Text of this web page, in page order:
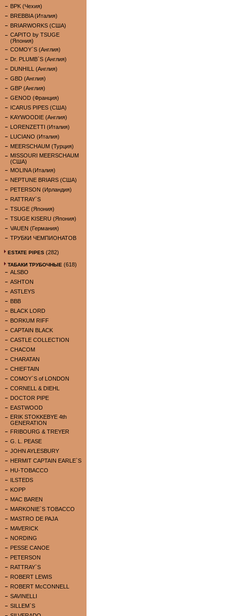
BPK (Чехия)
BREBBIA (Италия)
BRIARWORKS (США)
CAPITO by TSUGE
(Япония)
COMOY`S (Англия)
Dr. PLUMB`S (Англия)
DUNHILL (Англия)
GBD (Англия)
GBP (Англия)
GENOD (Франция)
ICARUS PIPES (США)
KAYWOODIE (Англия)
LORENZETTI (Италия)
LUCIANO (Италия)
MEERSCHAUM (Турция)
MISSOURI MEERSCHAUM
(США)
MOLINA (Италия)
NEPTUNE BRIARS (США)
PETERSON (Ирландия)
RATTRAY`S
TSUGE (Япония)
TSUGE KISERU (Япония)
VAUEN (Германия)
ТРУБКИ ЧЕМПИОНАТОВ
ESTATE PIPES (282)
ТАБАКИ ТРУБОЧНЫЕ (618)
ALSBO
ASHTON
ASTLEYS
BBB
BLACK LORD
BORKUM RIFF
CAPTAIN BLACK
CASTLE COLLECTION
CHACOM
CHARATAN
CHIEFTAIN
COMOY`S of LONDON
CORNELL & DIEHL
DOCTOR PIPE
EASTWOOD
ERIK STOKKEBYE 4th
GENERATION
FRIBOURG & TREYER
G. L. PEASE
JOHN AYLESBURY
HERMIT CAPTAIN EARLE`S
HU-TOBACCO
ILSTEDS
KOPP
MAC BAREN
MARKONIE`S TOBACCO
MASTRO DE PAJA
MAVERICK
NORDING
PESSE CANOE
PETERSON
RATTRAY`S
ROBERT LEWIS
ROBERT McCONNELL
SAVINELLI
SILLEM`S